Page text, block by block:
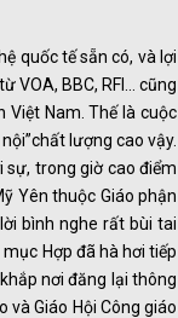
quốc tế sẵn có, và lợi
VOA, BBC, RFI… cũng
Nam. Thế là cuộc
lượng cao vậy.
sự, trong giờ cao điểm
Yên thuộc Giáo phận
bình nghe rất bùi tai
Hợp đã hà hơi tiếp
nơi đăng lại thông
và Giáo Hội Công giáo